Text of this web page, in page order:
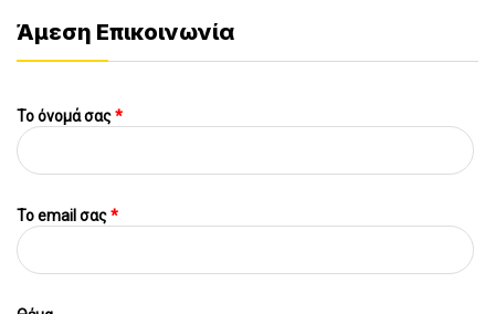
Άμεση Επικοινωνία
Το όνομά σας*
To email σας*